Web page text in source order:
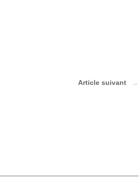
Article suivant